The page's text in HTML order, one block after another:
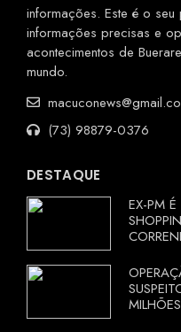
informações. Este é o
informações precisas e
acontecimentos de
mundo.
(73) 98879-0376
DESTAQUE
EX-PM É